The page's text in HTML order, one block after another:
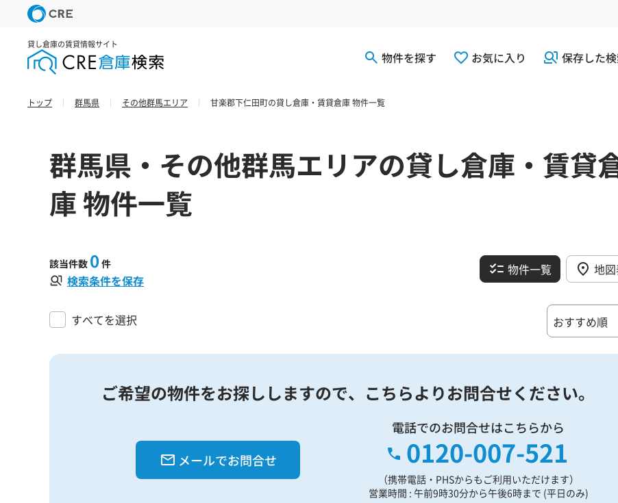
貸し倉庫の賃貸情報サイト
物件を探す お気に入り 保存した
トップ 群馬県 その他群馬エリア 甘楽郡下仁田町の貸し倉庫・賃貸倉庫 物件一覧
群馬県・その他群馬エリアの貸し倉庫・賃貸
庫 物件一覧
該当件数 0 件
検索条件を保存
物件一覧 地
すべてを選択
ご希望の物件をお探ししますので、 こちらよりお問合せください。
メールでお問合せ
電話でのお問合せはこちらから
0120-007-521
（携帯電話・PHSからもご利用いただけます）
営業時間 : 午前9時30分から午後6時まで (平日のみ)